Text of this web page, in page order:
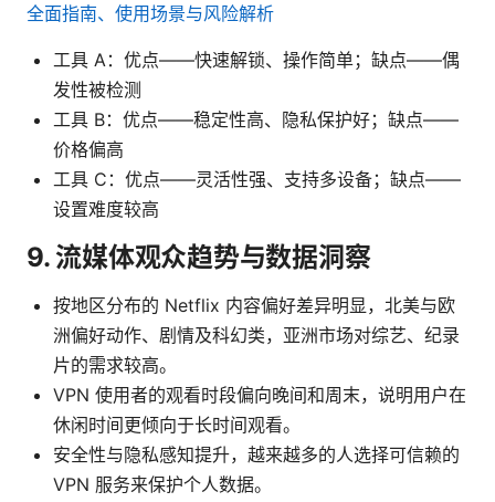
全面指南、使用场景与风险解析
工具 A：优点——快速解锁、操作简单；缺点——偶
发性被检测
工具 B：优点——稳定性高、隐私保护好；缺点——
价格偏高
工具 C：优点——灵活性强、支持多设备；缺点——
设置难度较高
9. 流媒体观众趋势与数据洞察
按地区分布的 Netflix 内容偏好差异明显，北美与欧
洲偏好动作、剧情及科幻类，亚洲市场对综艺、纪录
片的需求较高。
VPN 使用者的观看时段偏向晚间和周末，说明用户在
休闲时间更倾向于长时间观看。
安全性与隐私感知提升，越来越多的人选择可信赖的
VPN 服务来保护个人数据。